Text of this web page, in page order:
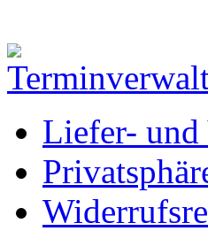
Liefer- und